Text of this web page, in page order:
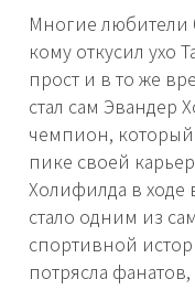
Многие любители
кому откусил ухо
прост и в то же
стал сам Эвандер
чемпион, который
пике своей
Холифилда в ходе
стало одним из
спортивной
потрясла